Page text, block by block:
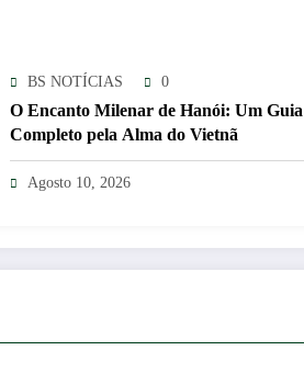
BS NOTÍCIAS 0
O Encanto Milenar de Hanói: Um Guia
Completo pela Alma do Vietnã
Agosto 10, 2026